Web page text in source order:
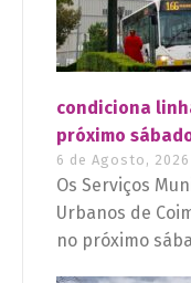
condiciona
próximo
6 de Agosto, 2026
Os Serviços
Urbanos de
no próximo